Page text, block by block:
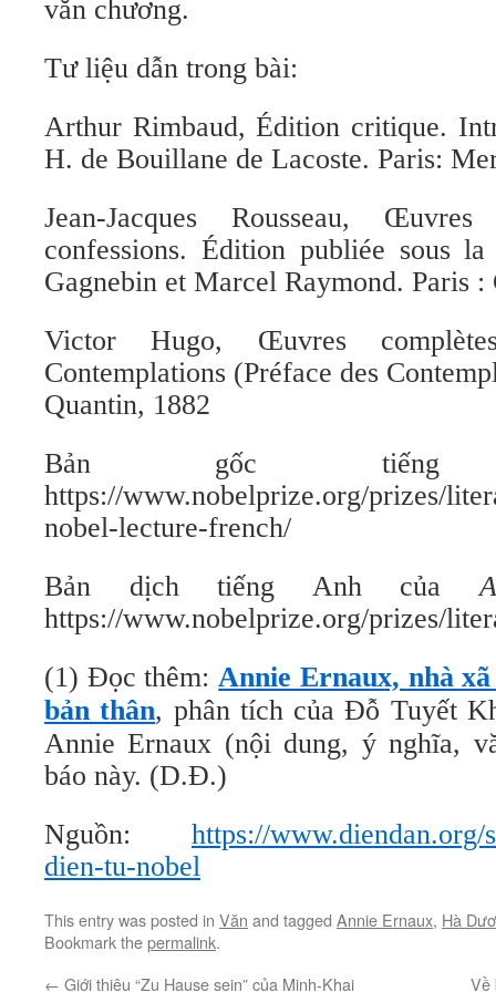
văn chương.
Tư liệu dẫn trong bài:
Arthur Rimbaud, Édition critique.
H. de Bouillane de Lacoste. Paris:
Jean-Jacques Rousseau,
confessions. Édition publiée sous
Gagnebin et Marcel Raymond. Paris
Victor Hugo, Œuvres
Contemplations (Préface des
Quantin, 1882
Bản gốc
https://www.nobelprize.org/prizes/
nobel-lecture-french/
Bản dịch tiếng Anh của
https://www.nobelprize.org/prizes/
(1) Đọc thêm:Annie Ernaux, nhà
bản thân, phân tích của Đỗ Tuyết
Annie Ernaux (nội dung, ý nghĩa,
báo này. (D.Đ.)
Nguồn: https://www.diendan.org/
dien-tu-nobel
This entry was posted in Văn and tagged Annie Ernaux, Hà
Bookmark thepermalink.
← Giới thiệu “Zu Hause sein” của Minh-Khai Về